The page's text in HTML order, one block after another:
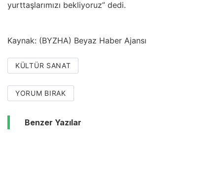
yurttaşlarımızı bekliyoruz” dedi.
Kaynak: (BYZHA) Beyaz Haber Ajansı
KÜLTÜR SANAT
YORUM BIRAK
Benzer Yazılar